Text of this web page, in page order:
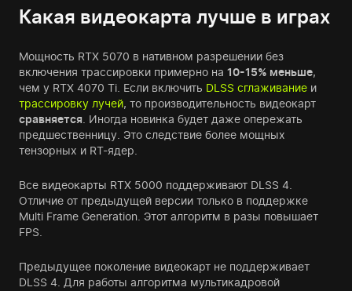
Какая видеокарта лучше в играх
Мощность RTX 5070 в нативном разрешении без
включения трассировки примерно на 10-15% меньше,
чем у RTX 4070 Ti. Если включить DLSS сглаживание и
трассировку лучей, то производительность видеокарт
сравняется . Иногда новинка будет даже опережать
предшественницу. Это следствие более мощных
тензорных и RT-ядер.
Все видеокарты RTX 5000 поддерживают DLSS 4.
Отличие от предыдущей версии только в поддержке
Multi Frame Generation. Этот алгоритм в разы повышает
FPS.
Предыдущее поколение видеокарт не поддерживает
DLSS 4. Для работы алгоритма мультикадровой